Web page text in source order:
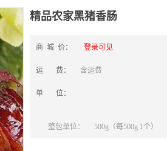
精品农家黑猪香肠
商 城 价： 登录可见
运 费： 含运费
单 位：
整包单位： 500g（每500g 1个）